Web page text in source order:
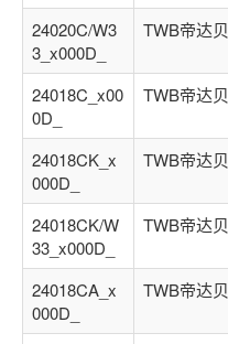
24020C/W3
3_x000D_
TWB帝达贝
24018C_x00
0D_
TWB帝达贝
24018CK_x
000D_
TWB帝达贝
24018CK/W
33_x000D_
TWB帝达贝
24018CA_x
000D_
TWB帝达贝